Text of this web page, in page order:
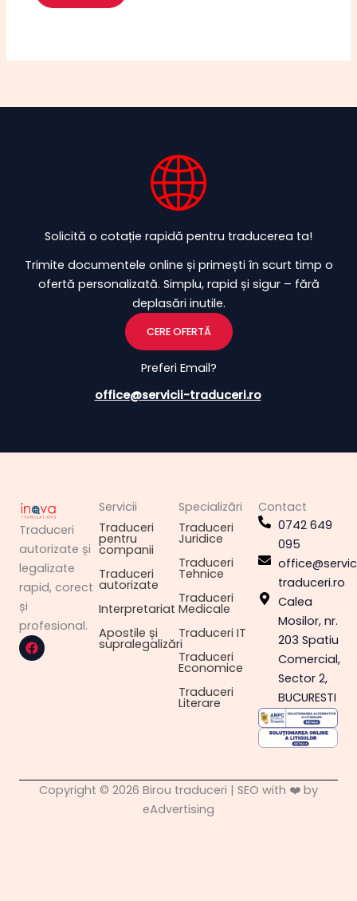
Solicită o cotație rapidă pentru traducerea ta!
Trimite documentele online și primești în scurt timp o
ofertă personalizată. Simplu, rapid și sigur – fără
deplasări inutile.
CERE OFERTĂ
Preferi Email?
office@servicii-traduceri.ro
Traduceri
autorizate și
legalizate
rapid, corect
și
profesional.
F
a
c
Servicii
Traduceri
pentru
companii
Traduceri
autorizate
Interpretariat
Apostile și
supralegalizări
Specializări
Traduceri
Juridice
Traduceri
Tehnice
Traduceri
Medicale
Traduceri IT
Traduceri
Economice
Traduceri
Literare
Contact
0742 649
095
traduceri.ro
Calea
Mosilor, nr.
203 Spatiu
Comercial,
Sector 2,
BUCURESTI
Copyright © 2026 Birou traduceri | SEO with ❤️ by
eAdvertising